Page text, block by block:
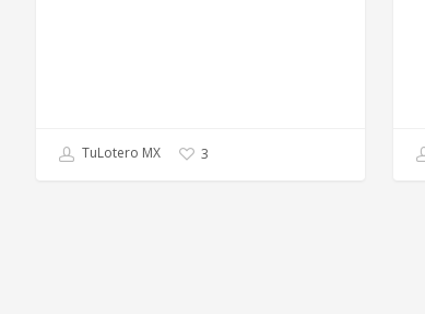
TuLotero MX 3